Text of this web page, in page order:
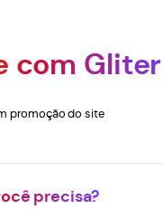
com Gliter
promoção do site
precisa?